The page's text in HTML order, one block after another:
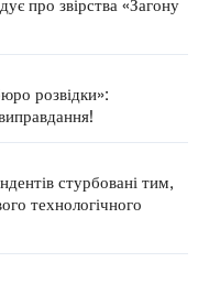
про звірства «Загону
розвідки»:
стурбовані тим,
технологічного